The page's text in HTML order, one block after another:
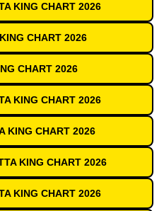
KING CHART 2026
CHART 2026
CHART 2026
KING CHART 2026
KING CHART 2026
KING CHART 2026
KING CHART 2026